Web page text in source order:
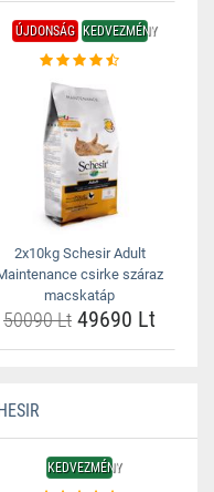
ÚJDONSÁG KEDVEZMÉNY
2x10kg Schesir Adult
csirke száraz
macskatáp
50090 Lt 49690 Lt
KEDVEZMÉNY